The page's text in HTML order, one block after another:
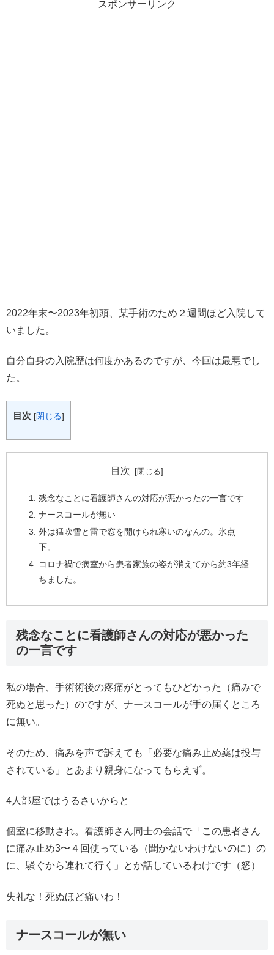
スポンサーリンク
2022年末〜2023年初頭、某手術のため２週間ほど入院して
いました。
自分自身の入院歴は何度かあるのですが、今回は最悪でし
た。
目次 [閉じる]
目次
残念なことに看護師さんの対応が悪かったの一言です
ナースコールが無い
外は猛吹雪と雷で窓を開けられ寒いのなんの。氷点
下。
コロナ禍で病室から患者家族の姿が消えてから約3年経
ちました。
残念なことに看護師さんの対応が悪かった
の一言です
私の場合、手術術後の疼痛がとってもひどかった（痛みで
死ぬと思った）のですが、ナースコールが手の届くところ
に無い。
そのため、痛みを声で訴えても「必要な痛み止め薬は投与
されている」とあまり親身になってもらえず。
4人部屋ではうるさいからと
個室に移動され。看護師さん同士の会話で「この患者さん
に痛み止め3〜４回使っている（聞かないわけないのに）の
に、騒ぐから連れて行く」とか話しているわけです（怒）
失礼な！死ぬほど痛いわ！
ナースコールが無い